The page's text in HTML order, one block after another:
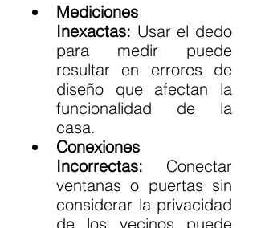
Mediciones
Inexactas: Usar el dedo
para medir puede
resultar en errores de
diseño que afectan la
funcionalidad de la
casa.
Conexiones
Incorrectas: Conectar
ventanas o puertas sin
considerar la privacidad
de los vecinos puede